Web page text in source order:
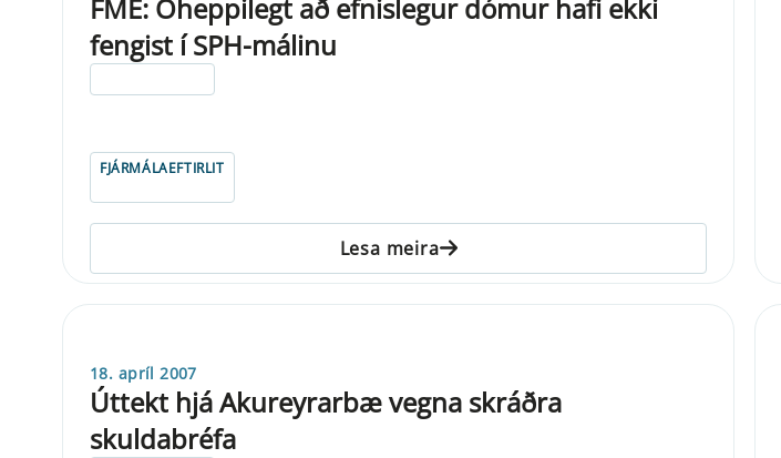
FME: Óheppilegt að efnislegur dómur hafi ekki
fengist í SPH-málinu
FJÁRMÁLAEFTIRLIT
Lesa meira
18. apríl 2007
Úttekt hjá Akureyrarbæ vegna skráðra
skuldabréfa